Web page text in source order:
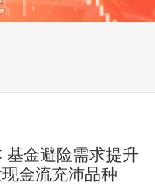
基金避险需求提升
金流充沛品种